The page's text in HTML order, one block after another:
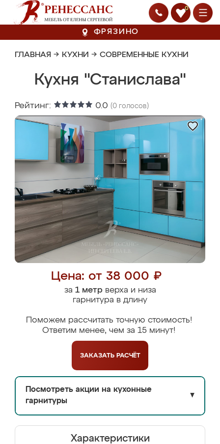
0
ФРЯЗИНО
ГЛАВНАЯ → КУХНИ → СОВРЕМЕННЫЕ КУХНИ
Кухня "Станислава"
Рейтинг: 0.0 (0 голосов)
Цена: от 38 000 ₽
за 1 метрверха и низа
гарнитура в длину
Поможем рассчитать точную стоимость!
Ответим менее, чем за 15 минут!
ЗАКАЗАТЬ РАСЧЁТ
Посмотреть акции на кухонные
гарнитуры
▼
Характеристики